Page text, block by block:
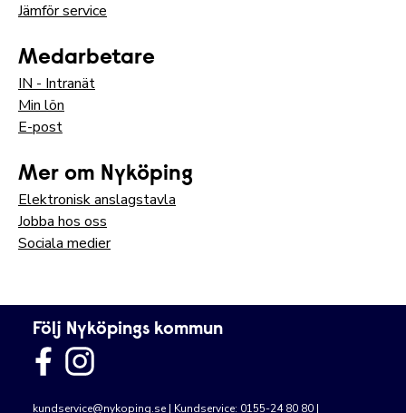
Jämför service
Medarbetare
IN - Intranät
Min lön
E-post
Mer om Nyköping
Elektronisk anslagstavla
Jobba hos oss
Sociala medier
Följ Nyköpings kommun
kundservice@nykoping.se | Kundservice: 0155-24 80 80 |